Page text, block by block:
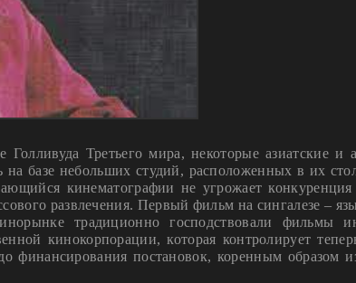
Третьего мира, некоторые азиатские и
базе небольших студий, расположенных в их
кинематографии не угрожает
развлечения. Первый фильм на сингалезе –
традиционно господствовали фильмы
кинокорпорации, которая контролирует
постановок, коренным образом